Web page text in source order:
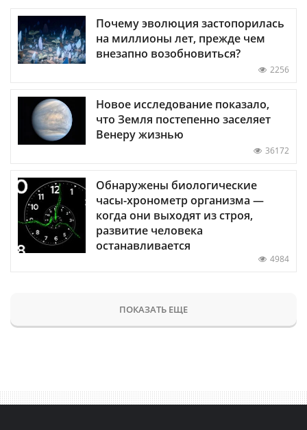
Почему эволюция застопорилась
на миллионы лет, прежде чем
внезапно возобновиться?
2256
Новое исследование показало,
что Земля постепенно заселяет
Венеру жизнью
36172
Обнаружены биологические
часы-хронометр организма —
когда они выходят из строя,
развитие человека
останавливается
4984
ПОКАЗАТЬ ЕЩЕ